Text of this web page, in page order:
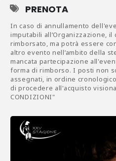
PRENOTA
In caso di annullamento
imputabili all’Organizzazione,
rimborsato, ma potrà essere
altro evento nell’ambito della
mancata partecipazione
forma di rimborso. I posti non
assegnati, in ordine
di procedere all'acquisto
CONDIZIONI"